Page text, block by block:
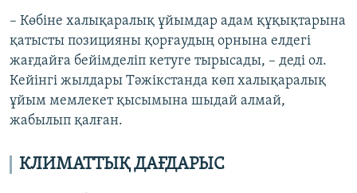
– Көбіне халықаралық ұйымдар адам құқықтарына
қатысты позицияны қорғаудың орнына елдегі
жағдайға бейімделіп кетуге тырысады, – деді ол.
Кейінгі жылдары Тәжікстанда көп халықаралық
ұйым мемлекет қысымына шыдай алмай,
жабылып қалған.
КЛИМАТТЫҚ ДАҒДАРЫС